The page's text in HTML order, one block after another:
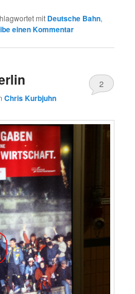
mit Deutsche Bahn,
einen Kommentar
Chris Kurbjuhn
2